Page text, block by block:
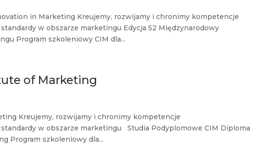
in Marketing Kreujemy, rozwijamy i chronimy kompetencje
w obszarze marketingu Edycja 52 Międzynarodowy
Program szkoleniowy CIM dla...
of Marketing
Kreujemy, rozwijamy i chronimy kompetencje
w obszarze marketingu Studia Podyplomowe CIM Diploma
Program szkoleniowy dla...